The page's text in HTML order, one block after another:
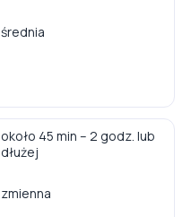
średnia
około 45 min – 2 godz. lub
dłużej
zmienna